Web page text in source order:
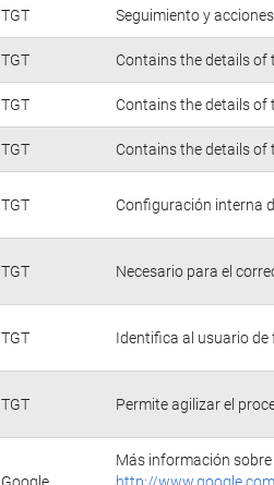
TGT Seguimiento y
TGT Contains the details of
TGT Contains the details of
TGT Contains the details of
TGT Configuración interna
TGT Necesario para el
TGT Identifica al usuario
TGT Permite agilizar el
Más información sobre